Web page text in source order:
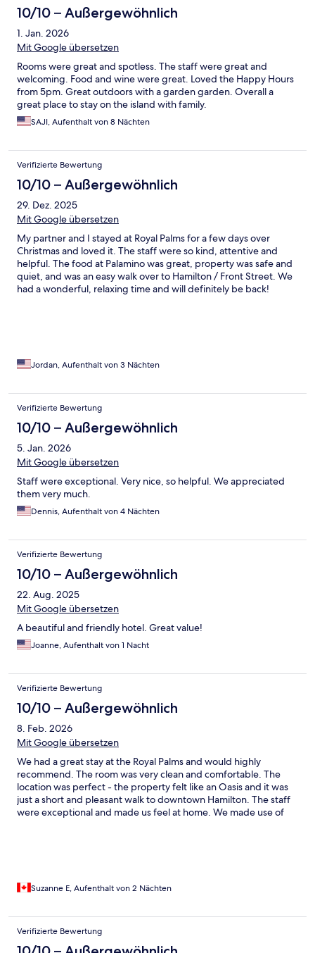
10/10 – Außergewöhnlich
1. Jan. 2026
Mit Google übersetzen
Rooms were great and spotless. The staff were great and
welcoming. Food and wine were great. Loved the Happy Hours
from 5pm. Great outdoors with a garden garden. Overall a
great place to stay on the island with family.
SAJI, Aufenthalt von 8 Nächten
Verifizierte Bewertung
10/10 – Außergewöhnlich
29. Dez. 2025
Mit Google übersetzen
My partner and I stayed at Royal Palms for a few days over
Christmas and loved it. The staff were so kind, attentive and
helpful. The food at Palamino was great, property was safe and
quiet, and was an easy walk over to Hamilton / Front Street. We
had a wonderful, relaxing time and will definitely be back!
Jordan, Aufenthalt von 3 Nächten
Verifizierte Bewertung
10/10 – Außergewöhnlich
5. Jan. 2026
Mit Google übersetzen
Staff were exceptional. Very nice, so helpful. We appreciated
them very much.
Dennis, Aufenthalt von 4 Nächten
Verifizierte Bewertung
10/10 – Außergewöhnlich
22. Aug. 2025
Mit Google übersetzen
A beautiful and friendly hotel. Great value!
Joanne, Aufenthalt von 1 Nacht
Verifizierte Bewertung
10/10 – Außergewöhnlich
8. Feb. 2026
Mit Google übersetzen
We had a great stay at the Royal Palms and would highly
recommend. The room was very clean and comfortable. The
location was perfect - the property felt like an Oasis and it was
just a short and pleasant walk to downtown Hamilton. The staff
were exceptional and made us feel at home. We made use of
Suzanne E, Aufenthalt von 2 Nächten
Verifizierte Bewertung